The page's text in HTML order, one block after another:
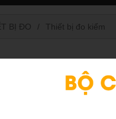
BỊ ĐO Thiết bị đo kiểm